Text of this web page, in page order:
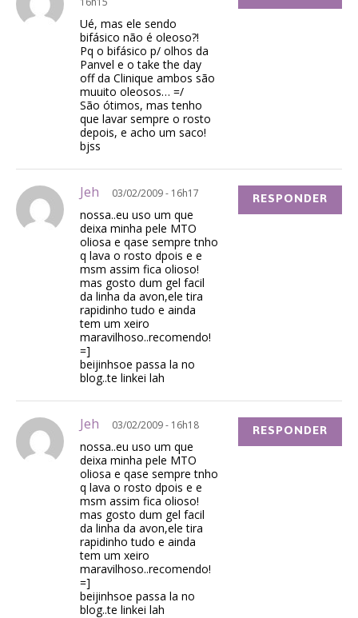
Ué, mas ele sendo
bifásico não é oleoso?!
Pq o bifásico p/ olhos da
Panvel e o take the day
off da Clinique ambos são
muuito oleosos… =/
São ótimos, mas tenho
que lavar sempre o rosto
depois, e acho um saco!
bjss
Jeh 03/02/2009 - 16h17
nossa..eu uso um que
deixa minha pele MTO
oliosa e qase sempre tnho
q lava o rosto dpois e e
msm assim fica olioso!
mas gosto dum gel facil
da linha da avon,ele tira
rapidinho tudo e ainda
tem um xeiro
maravilhoso..recomendo!
=]
beijinhsoe passa la no
blog..te linkei lah
RESPONDER
Jeh 03/02/2009 - 16h18
nossa..eu uso um que
deixa minha pele MTO
oliosa e qase sempre tnho
q lava o rosto dpois e e
msm assim fica olioso!
mas gosto dum gel facil
da linha da avon,ele tira
rapidinho tudo e ainda
tem um xeiro
maravilhoso..recomendo!
=]
beijinhsoe passa la no
blog..te linkei lah
RESPONDER